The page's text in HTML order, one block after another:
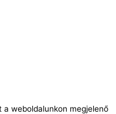
weboldalunkon megjelenő